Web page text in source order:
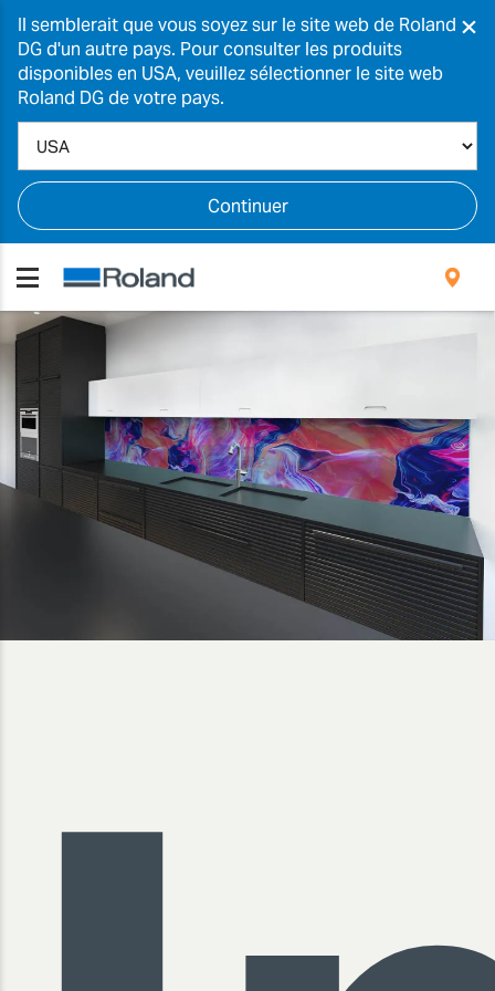
Il semblerait que vous soyez sur le site web de Roland
DG d'un autre pays. Pour consulter les produits
disponibles en USA, veuillez sélectionner le site web
Roland DG de votre pays.
Continuer
×